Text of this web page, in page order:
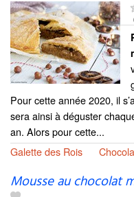
Pour cette année 2020, il
sera ainsi à déguster
an. Alors pour cette...
Galette des Rois
Mousse au chocolat